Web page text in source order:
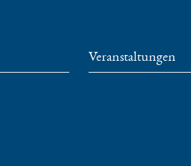
Veranstaltungen